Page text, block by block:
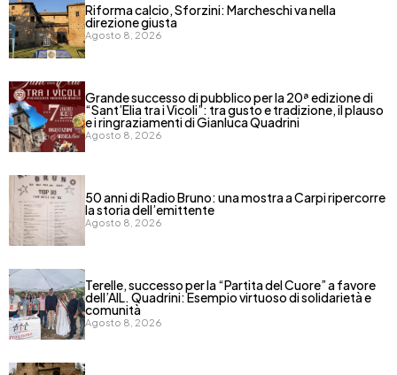
Riforma calcio, Sforzini: Marcheschi va nella
direzione giusta
Agosto 8, 2026
​Grande successo di pubblico per la 20ª edizione di
“Sant’Elia tra i Vicoli”: tra gusto e tradizione, il plauso
e i ringraziamenti di Gianluca Quadrini
Agosto 8, 2026
50 anni di Radio Bruno: una mostra a Carpi ripercorre
la storia dell’emittente
Agosto 8, 2026
Terelle, successo per la “Partita del Cuore” a favore
dell’AIL. Quadrini: Esempio virtuoso di solidarietà e
comunità
Agosto 8, 2026